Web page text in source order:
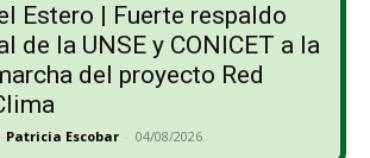
Estero | Fuerte respaldo
de la UNSE y CONICET a la
del proyecto Red
Patricia Escobar - 04/08/2026